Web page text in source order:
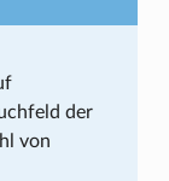
der
von